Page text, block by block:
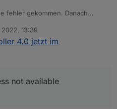
fehler gekommen. Danach
iob upgrade self
from @3.3.22 to @4.0.4
function 'void
warning: cast
was:
error	instance
error	Caught by
13:39
4.0 jetzt im
not available